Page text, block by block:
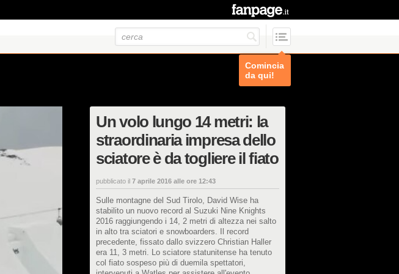
Comincia
da qui!
Un volo lungo 14 metri: la
straordinaria impresa dello
sciatore è da togliere il fiato
pubblicato il 7 aprile 2016 alle ore 12:43
Sulle montagne del Sud Tirolo, David Wise ha
stabilito un nuovo record al Suzuki Nine Knights
2016 raggiungendo i 14, 2 metri di altezza nei salto
in alto tra sciatori e snowboarders. Il record
precedente, fissato dallo svizzero Christian Haller
era 11, 3 metri. Lo sciatore statunitense ha tenuto
col fiato sospeso più di duemila spettatori,